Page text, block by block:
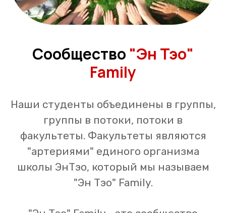
Сообщество "Эн Тэо"
Family
Наши студенты объединены в группы,
группы в потоки, потоки в
факультеты. Факультеты являются
"артериями" единого организма
школы ЭнТэо, который мы называем
"Эн Тэо" Family.